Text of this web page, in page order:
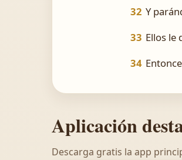
32 Y
33 Ellos le
34
Aplicación
Descarga gratis la app